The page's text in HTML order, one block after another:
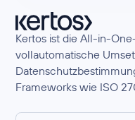
Kertos ist die All-in-
vollautomatische
Frameworks wie ISO